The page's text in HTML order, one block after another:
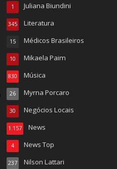
Juliana Biundini
1
Literatura
345
Médicos Brasileiros
15
Mikaela Paim
10
Música
830
Myrna Porcaro
26
Negócios Locais
30
News
1.157
News Top
4
Nilson Lattari
237